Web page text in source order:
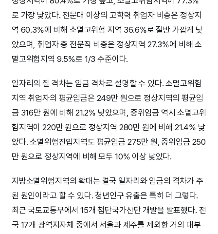
로 가장 낮았다. 전문대 이상의 고학력 취업자 비중은 정상지
역 60.3%에 비해 소멸고위험 지역 36.6%로 절반 가깝게 낮
았으며, 취업자 중 전문직 비중은 정상지역 27.3%에 비해 소
멸고위험지역 9.5%로 1/3 수준이다.
일자리의 질 격차는 임금 격차로 설명할 수 있다. 소멸고위험
지역 취업자의 평균임금은 249만 원으로 정상지역의 평균임
금 316만 원에 비해 21.2% 낮았으며, 중위임금 역시 소멸고위
험지역이 220만 원으로 정상지역 280만 원에 비해 21.4% 낮
았다. 소멸위험진입지역도 평균임금 275만 원, 중위임금 250
만 원으로 정상지역에 비해 모두 10% 이상 낮았다.
지방소멸위험지역의 확대는 결국 일자리와 임금의 격차가 주
된 원인이라고 할 수 있다. 청년인구 유출은 특히 더 그렇다.
최근 국토교통부에서 15개 첨단국가산단 개발을 발표했다. 전
국 17개 광역지자체 중에서 서울과 제주를 제외한 거의 대부